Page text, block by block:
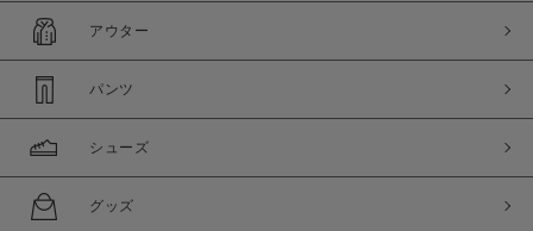
在庫
在庫あり 在庫なし含む
アウター
パンツ
シューズ
グッズ